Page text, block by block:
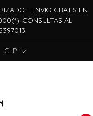
- ENVIO GRATIS EN
CONSULTAS AL
CLP